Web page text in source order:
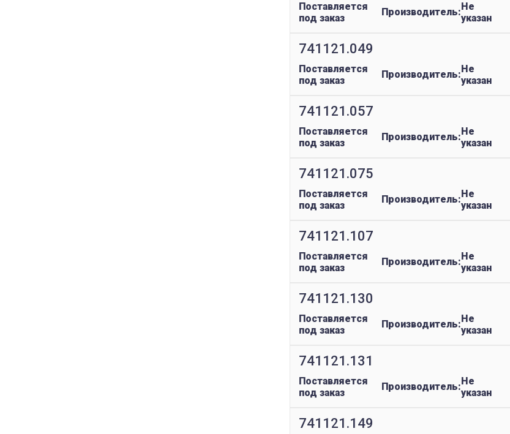
Поставляется
под заказ
Производитель:Не
указан
741121.049
Поставляется
под заказ
Производитель:Не
указан
741121.057
Поставляется
под заказ
Производитель:Не
указан
741121.075
Поставляется
под заказ
Производитель:Не
указан
741121.107
Поставляется
под заказ
Производитель:Не
указан
741121.130
Поставляется
под заказ
Производитель:Не
указан
741121.131
Поставляется
под заказ
Производитель:Не
указан
741121.149